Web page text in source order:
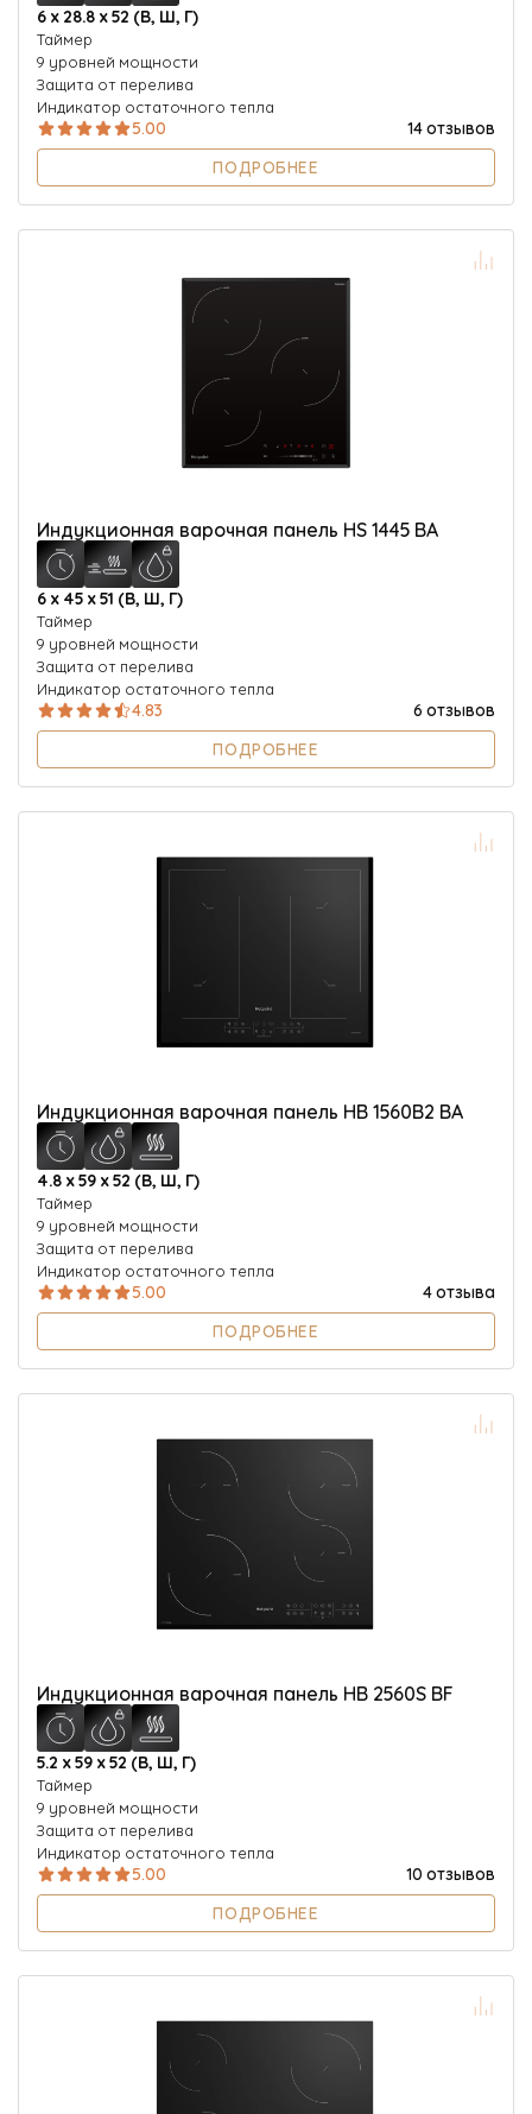
6 х 28.8 х 52 (В, Ш, Г)
Таймер
9 уровней мощности
Защита от перелива
Индикатор остаточного тепла
5.00
14 отзывов
ПОДРОБНЕЕ
Индукционная варочная панель HS 1445 BA
6 х 45 х 51 (В, Ш, Г)
Таймер
9 уровней мощности
Защита от перелива
Индикатор остаточного тепла
4.83
6 отзывов
ПОДРОБНЕЕ
Индукционная варочная панель HB 1560B2 BA
4.8 х 59 х 52 (В, Ш, Г)
Таймер
9 уровней мощности
Защита от перелива
Индикатор остаточного тепла
5.00
4 отзыва
ПОДРОБНЕЕ
Индукционная варочная панель HB 2560S BF
5.2 х 59 х 52 (В, Ш, Г)
Таймер
9 уровней мощности
Защита от перелива
Индикатор остаточного тепла
5.00
10 отзывов
ПОДРОБНЕЕ